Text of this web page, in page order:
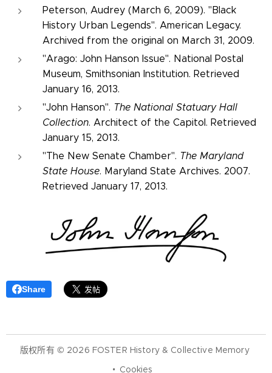
Peterson, Audrey (March 6, 2009). "Black
History Urban Legends". American Legacy.
Archived from the original on March 31, 2009.
"Arago: John Hanson Issue". National Postal
Museum, Smithsonian Institution. Retrieved
January 16, 2013.
"John Hanson". The National Statuary Hall
Collection. Architect of the Capitol. Retrieved
January 15, 2013.
"The New Senate Chamber". The Maryland
State House. Maryland State Archives. 2007.
Retrieved January 17, 2013.
Share
版权所有 © 2026 FOSTER History & Collective Memory
Cookies